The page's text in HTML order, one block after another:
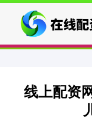
线上配资